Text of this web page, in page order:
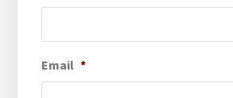
Email *